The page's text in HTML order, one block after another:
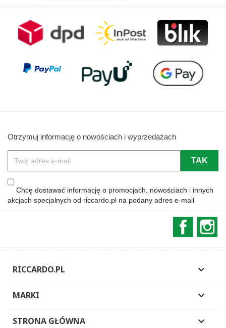
Otrzymuj informację o nowościach i wyprzedażach
Chcę dostawać informację o promocjach, nowościach i innych
akcjach specjalnych od riccardo.pl na podany adres e-mail
RICCARDO.PL 
MARKI 
STRONA GŁÓWNA 